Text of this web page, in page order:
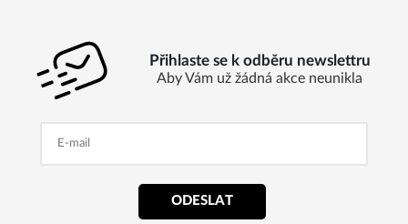
Přihlaste se k odběru newslettru
Aby Vám už žádná akce neunikla
ODESLAT